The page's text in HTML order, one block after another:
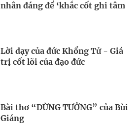
nhân đáng để ‘khắc cốt ghi tâm
Lời dạy của đức Khổng Tử - Giá
trị cốt lõi của đạo đức
Bài thơ “ĐỪNG TƯỞNG” của Bùi
Giáng